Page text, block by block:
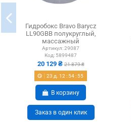
Гидробокс Bravo Barycz
LL90GBB полукруглый,
массажный
Артикул:29087
Код: 5899487
20 129 ₴21 879 ₴
23 д. 12 : 54: 54
В корзину
Заказ в один клик